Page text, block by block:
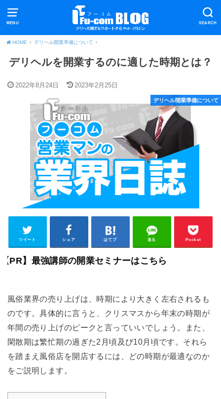
MENU SEARCH
HOME デリヘル開業準備について
デリヘルを開業するのに適した時期とは？
2022年8月24日 2023年2月25日
デリヘル開業準備について
ツイート シェア はてブ 送る Pocket
【PR】最強講師の開業セミナーはこちら
風俗業界の売り上げは、時期により大きく左右されるも
のです。具体的に言うと、クリスマスから年末の時期が
年間の売り上げのピークと言っていいでしょう。また、
閑散期は繁忙期の過ぎた2月頃及び10月頃です。それら
を踏まえ風俗店を開店するには、どの時期が最適なのか
をご説明します。